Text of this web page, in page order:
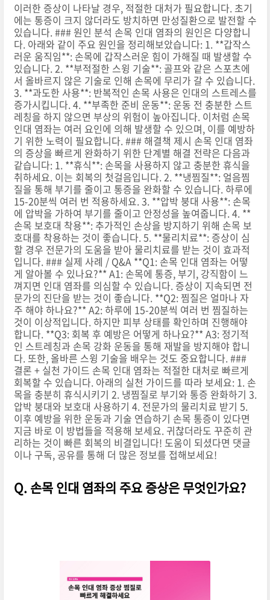
이러한 증상이 나타날 경우, 적절한 대처가 필요합니다. 초기
에는 통증이 크지 않더라도 방치하면 만성질환으로 발전할 수
있습니다. ### 원인 분석 손목 인대 염좌의 원인은 다양합니
다. 아래와 같이 주요 원인을 정리해보았습니다: 1. **갑작스
러운 움직임**: 손목에 갑작스러운 힘이 가해질 때 발생할 수
있습니다. 2. **부적절한 스윙 기술**: 골프와 같은 스포츠에
서 올바르지 않은 기술로 인해 손목에 무리가 갈 수 있습니다.
3. **과도한 사용**: 반복적인 손목 사용은 인대의 스트레스를
증가시킵니다. 4. **부족한 준비 운동**: 운동 전 충분한 스트
레칭을 하지 않으면 부상의 위험이 높아집니다. 이처럼 손목
인대 염좌는 여러 요인에 의해 발생할 수 있으며, 이를 예방하
기 위한 노력이 필요합니다. ### 해결책 제시 손목 인대 염좌
의 증상을 빠르게 완화하기 위한 단계별 해결 전략은 다음과
같습니다: 1. **휴식**: 손목을 사용하지 않고 충분한 휴식을
취하세요. 이는 회복의 첫걸음입니다. 2. **냉찜질**: 얼음찜
질을 통해 부기를 줄이고 통증을 완화할 수 있습니다. 하루에
15-20분씩 여러 번 적용하세요. 3. **압박 붕대 사용**: 손목
에 압박을 가하여 부기를 줄이고 안정성을 높여줍니다. 4. **
손목 보호대 착용**: 추가적인 손상을 방지하기 위해 손목 보
호대를 착용하는 것이 좋습니다. 5. **물리치료**: 증상이 심
할 경우 전문가의 도움을 받아 물리치료를 받는 것이 효과적
입니다. ### 실제 사례 / Q&A **Q1: 손목 인대 염좌는 어떻
게 알아볼 수 있나요?** A1: 손목에 통증, 부기, 강직함이 느
껴지면 인대 염좌를 의심할 수 있습니다. 증상이 지속되면 전
문가의 진단을 받는 것이 좋습니다. **Q2: 찜질은 얼마나 자
주 해야 하나요?** A2: 하루에 15-20분씩 여러 번 찜질하는
것이 이상적입니다. 하지만 피부 상태를 확인하며 진행해야
합니다. **Q3: 회복 후 예방은 어떻게 하나요?** A3: 정기적
인 스트레칭과 손목 강화 운동을 통해 재발을 방지해야 합니
다. 또한, 올바른 스윙 기술을 배우는 것도 중요합니다. ###
결론 + 실천 가이드 손목 인대 염좌는 적절한 대처로 빠르게
회복할 수 있습니다. 아래의 실천 가이드를 따라 보세요: 1. 손
목을 충분히 휴식시키기 2. 냉찜질로 부기와 통증 완화하기 3.
압박 붕대와 보호대 사용하기 4. 전문가의 물리치료 받기 5.
이후 예방을 위한 운동과 기술 연습하기 손목 통증이 있다면
지금 바로 이 방법들을 적용해 보세요. 귀찮더라도 꾸준히 관
리하는 것이 빠른 회복의 비결입니다! 도움이 되셨다면 댓글
이나 구독, 공유를 통해 더 많은 정보를 접해보세요!
Q. 손목 인대 염좌의 주요 증상은 무엇인가요?